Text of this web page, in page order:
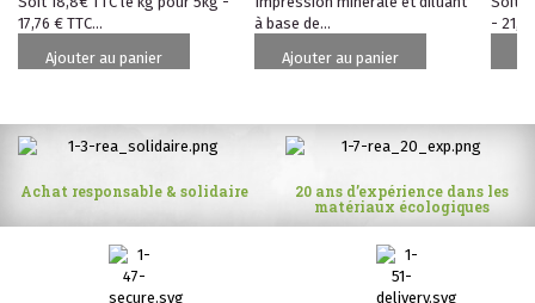
17,76 € TTC...
Ajouter au panier
à base de...
Ajouter au panier
-
Achat responsable & solidaire
20 ans d’expérience dans les
matériaux écologiques